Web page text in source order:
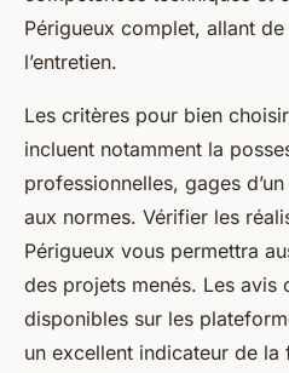
Périgueux complet, allant
l’entretien.
Les critères pour bien
incluent notamment la
professionnelles, gages
aux normes. Vérifier les
Périgueux vous permettra
des projets menés. Les avis
disponibles sur les
un excellent indicateur de